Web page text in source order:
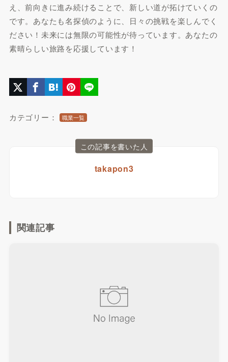
え、前向きに進み続けることで、新しい道が拓けていくの
です。あなたも名探偵のように、日々の挑戦を楽しんでく
ださい！未来には無限の可能性が待っています。あなたの
素晴らしい旅路を応援しています！
カテゴリー： 職業一覧
この記事を書いた人
takapon3
関連記事